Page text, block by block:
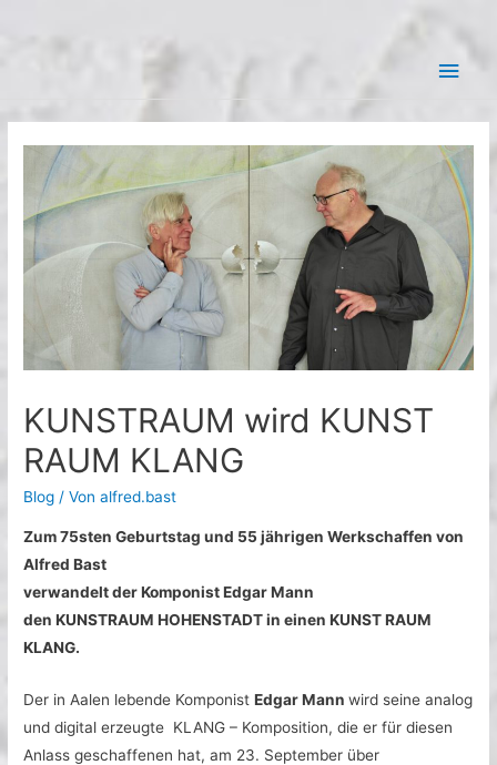
KUNSTRAUM wird KUNST
RAUM KLANG
Blog / Vonalfred.bast
Zum 75sten Geburtstag und 55 jährigen Werkschaffen von
Alfred Bast
verwandelt der Komponist Edgar Mann
den KUNSTRAUM HOHENSTADT in einen KUNST RAUM
KLANG.
Der in Aalen lebende KomponistEdgar Mannwird seine analog
und digital erzeugte KLANG – Komposition, die er für diesen
Anlass geschaffenen hat, am 23. September über